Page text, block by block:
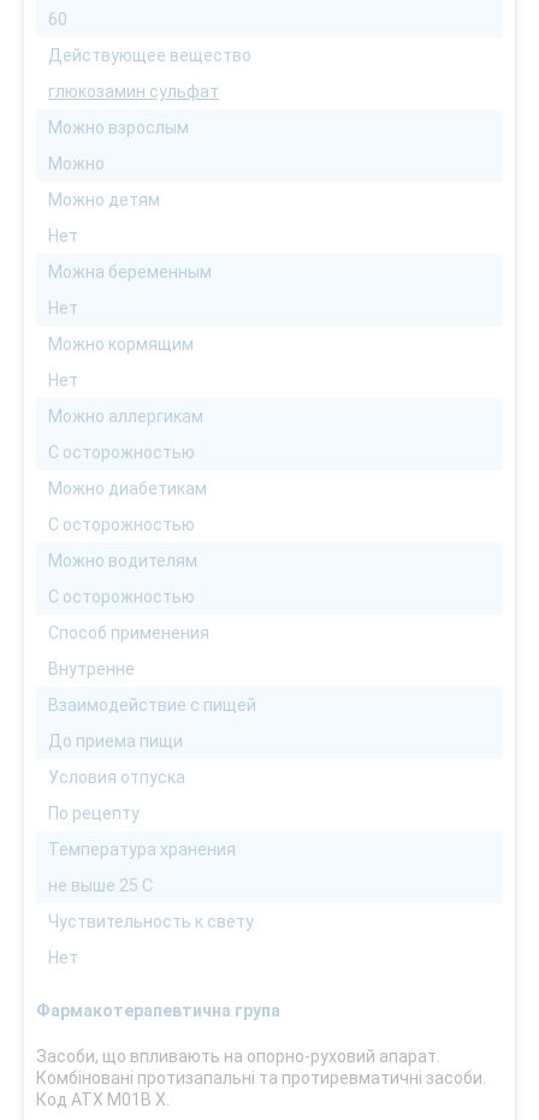
60
Действующее вещество
глюкозамин сульфат
Можно взрослым
Можно
Можно детям
Нет
Можна беременным
Нет
Можно кормящим
Нет
Можно аллергикам
С осторожностью
Можно диабетикам
С осторожностью
Можно водителям
С осторожностью
Способ применения
Внутренне
Взаимодействие с пищей
До приема пищи
Условия отпуска
По рецепту
Температура хранения
не выше 25 С
Чуствительность к свету
Нет
Фармакотерапевтична група
Засоби, що впливають на опорно-руховий апарат.
Комбіновані протизапальні та протиревматичні засоби.
Код АТХ M01B X.